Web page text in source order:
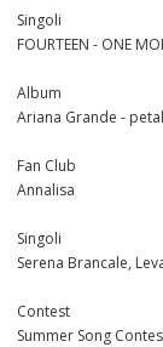
Singoli
FOURTEEN - ONE
Album
Ariana Grande - petal
Fan Club
Annalisa
Singoli
Serena Brancale,
Contest
Summer Song